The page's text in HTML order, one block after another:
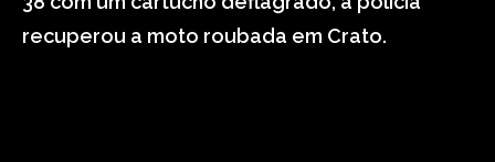
recuperou a moto roubada em Crato.